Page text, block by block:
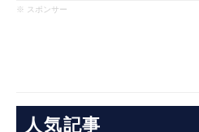
※ スポンサー
人気記事